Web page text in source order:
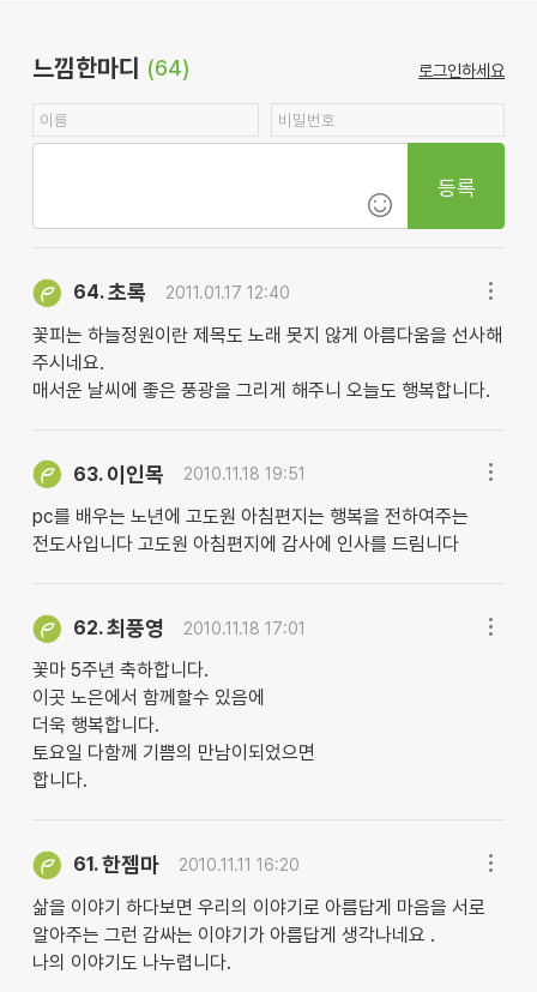
느낌한마디 (64) 로그인하세요
등록
64.초록 2011.01.17 12:40
꽃피는 하늘정원이란 제목도 노래 못지 않게 아름다움을 선사해
주시네요.
매서운 날씨에 좋은 풍광을 그리게 해주니 오늘도 행복합니다.
63. 이인목 2010.11.18 19:51
pc를 배우는 노년에 고도원 아침편지는 행복을 전하여주는
전도사입니다 고도원 아침편지에 감사에 인사를 드림니다
62.최풍영 2010.11.18 17:01
꽃마 5주년 축하합니다.
이곳 노은에서 함께할수 있음에
더욱 행복합니다.
토요일 다함께 기쁨의 만남이되었으면
합니다.
61.한젬마 2010.11.11 16:20
삶을 이야기 하다보면 우리의 이야기로 아름답게 마음을 서로
알아주는 그런 감싸는 이야기가 아름답게 생각나네요 .
나의 이야기도 나누렵니다.